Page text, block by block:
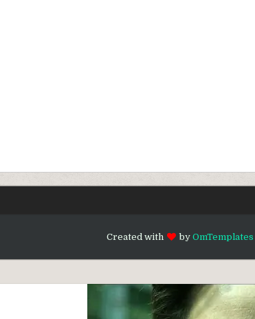
Created with by OmTemplates